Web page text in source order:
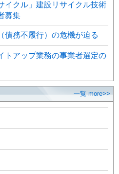
イクル」建設リサイクル技術
募集
債務不履行）の危機が迫る
トアップ業務の事業者選定の
一覧 more>>